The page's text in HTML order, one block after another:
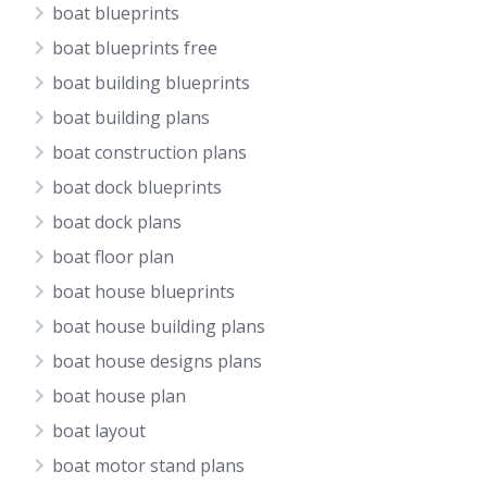
boat blueprints
boat blueprints free
boat building blueprints
boat building plans
boat construction plans
boat dock blueprints
boat dock plans
boat floor plan
boat house blueprints
boat house building plans
boat house designs plans
boat house plan
boat layout
boat motor stand plans